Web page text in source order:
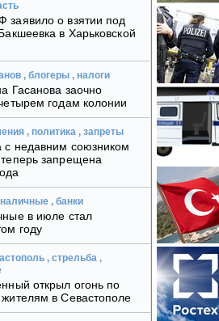
о взятии под
в Харьковской
, блогеры , налоги
Гасанова заочно
годам колонии
, политика , запреты
с недавним союзником
запрещена
, банки
в июле стал
году
, стрельба ,
открыл огонь по
в Севастополе